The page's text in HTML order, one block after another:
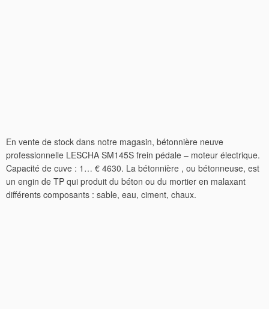
En vente de stock dans notre magasin, bétonnière neuve
professionnelle LESCHA SM145S frein pédale – moteur électrique.
Capacité de cuve : 1… € 4630. La bétonnière , ou bétonneuse, est
un engin de TP qui produit du béton ou du mortier en malaxant
différents composants : sable, eau, ciment, chaux.